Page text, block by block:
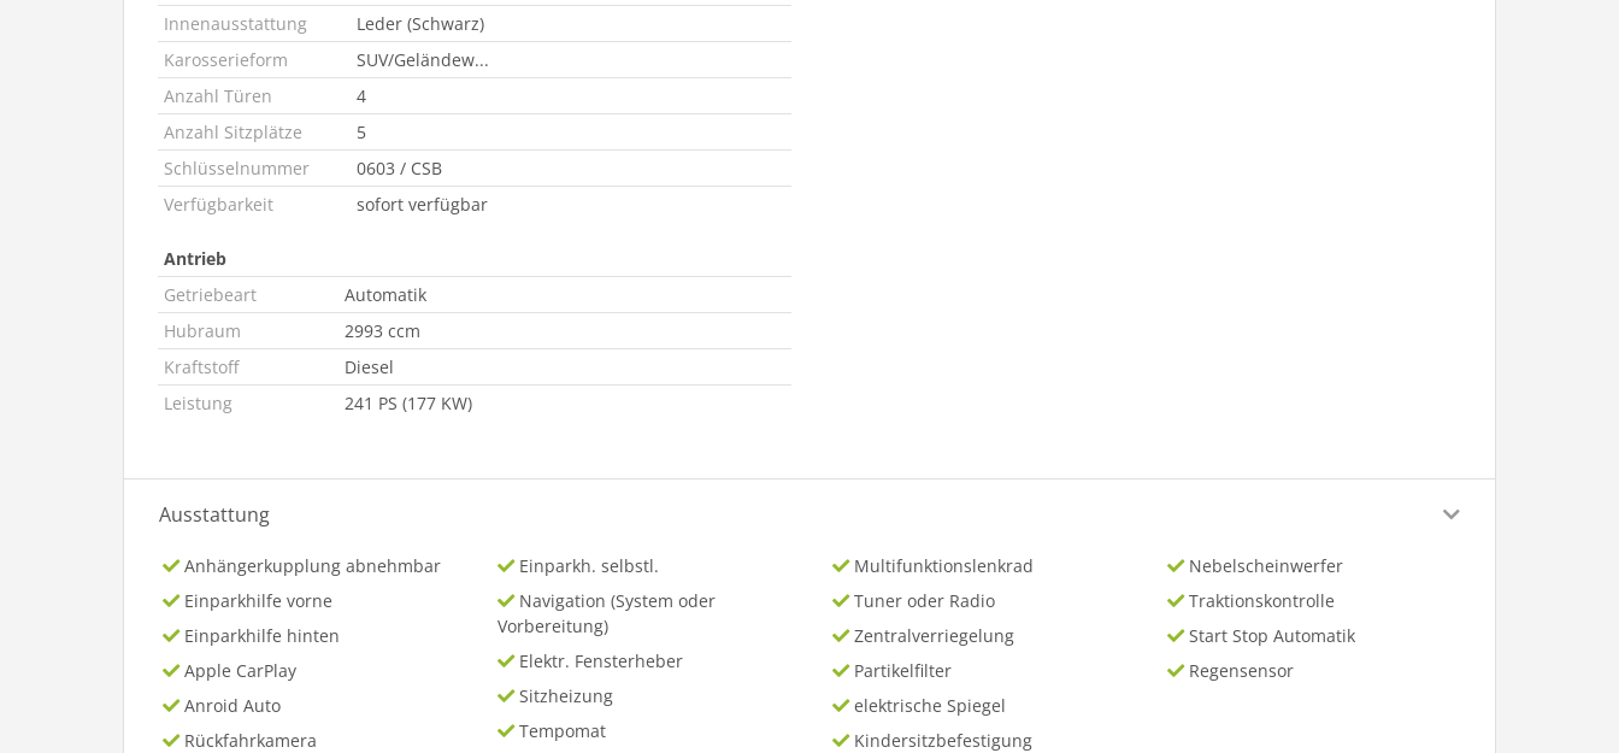
Innenausstattung
Leder (Schwarz)
Karosserieform
SUV/Geländew...
Anzahl Türen
4
Anzahl Sitzplätze
5
Schlüsselnummer
0603 / CSB
Verfügbarkeit
sofort verfügbar
Antrieb
Getriebeart
Automatik
Hubraum
2993 ccm
Kraftstoff
Diesel
Leistung
241 PS (177 KW)
Ausstattung
Anhängerkupplung abnehmbar
Einparkhilfe vorne
Einparkhilfe hinten
Apple CarPlay
Anroid Auto
Rückfahrkamera
Einparkh. selbstl.
Navigation (System oder
Vorbereitung)
Elektr. Fensterheber
Sitzheizung
Tempomat
Multifunktionslenkrad
Tuner oder Radio
Zentralverriegelung
Partikelfilter
elektrische Spiegel
Kindersitzbefestigung
Nebelscheinwerfer
Traktionskontrolle
Start Stop Automatik
Regensensor